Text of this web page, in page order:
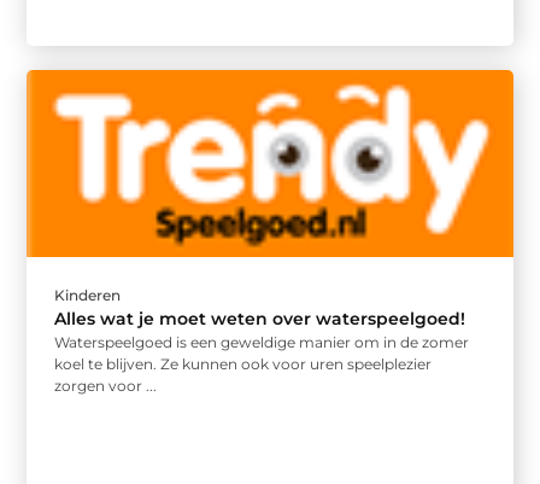
Kinderen
Alles wat je moet weten over waterspeelgoed!
Waterspeelgoed is een geweldige manier om in de zomer
koel te blijven. Ze kunnen ook voor uren speelplezier
zorgen voor ...